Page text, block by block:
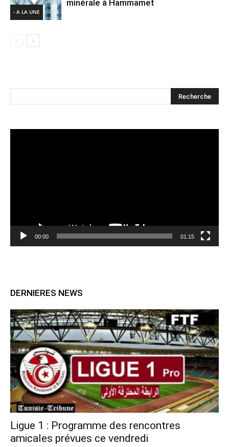
- A LA UNE
minérale à Hammamet
00:00 01:15
DERNIERES NEWS
Ligue 1 : Programme des rencontres
amicales prévues ce vendredi